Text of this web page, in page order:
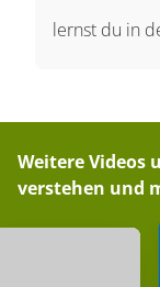
lernst du in
Weitere Videos
verstehen und